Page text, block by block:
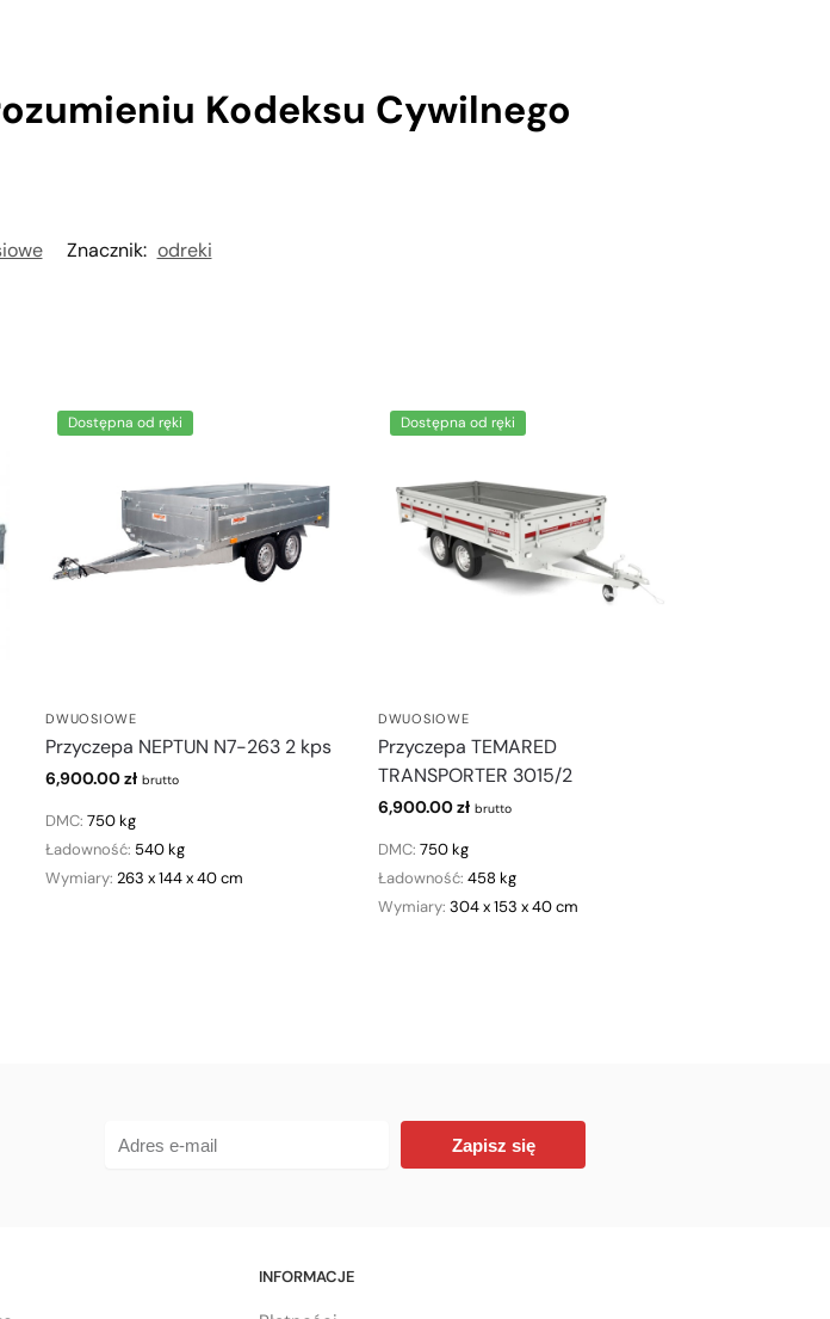
Kodeksu Cywilnego
Znacznik: odreki
Dostępna od ręki
DWUOSIOWE
Przyczepa NEPTUN N7-263 2 kps
6,900.00zł brutto
DMC:750 kg
Ładowność: 540 kg
Wymiary:263 x 144 x 40 cm
Dostępna od ręki
DWUOSIOWE
Przyczepa TEMARED
TRANSPORTER 3015/2
6,900.00zł brutto
DMC:750 kg
Ładowność:458 kg
Wymiary:304 x 153 x 40 cm
Zapisz się
INFORMACJE